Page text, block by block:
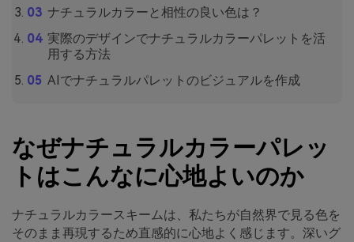
ナチュラルカラーと相性の良い色は？
実際のデザインでナチュラルカラーパレットを活
用する方法
AIでナチュラルパレットのビジュアルを作成
なぜナチュラルカラーパレッ
トはこんなに心地よいのか
ナチュラルカラースキームは、私たちが自然界で見る色を
そのまま再現するため直感的に心地よく感じます。深いグ